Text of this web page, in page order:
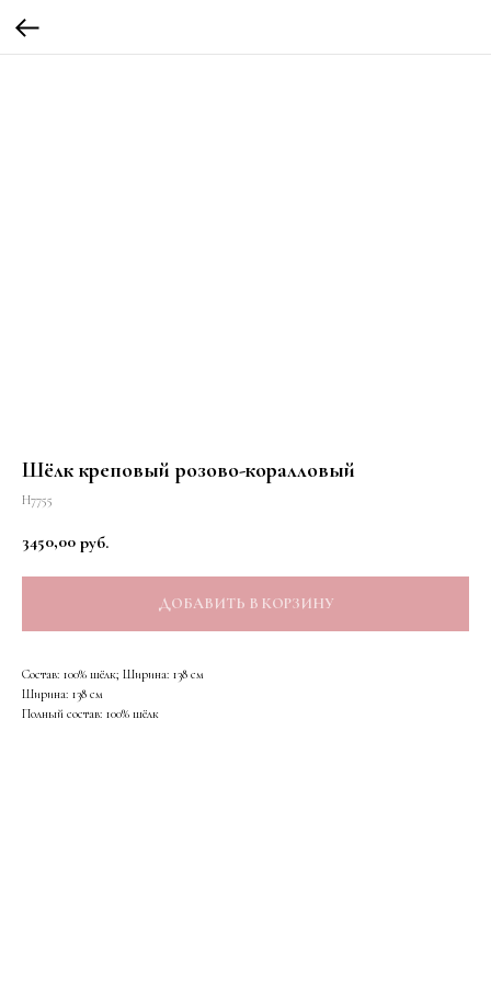
Шёлк креповый розово-коралловый
Н7755
3450,00 руб.
ДОБАВИТЬ В КОРЗИНУ
Состав: 100% шёлк; Ширина: 138 см
Ширина: 138 см
Полный состав: 100% шёлк